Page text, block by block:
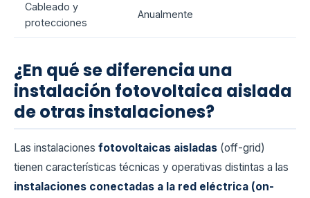
Cableado y
protecciones
Anualmente
¿En qué se diferencia una
instalación fotovoltaica aislada
de otras instalaciones?
Las instalaciones fotovoltaicas aisladas (off-grid)
tienen características técnicas y operativas distintas a las
instalaciones conectadas a la red eléctrica (on-